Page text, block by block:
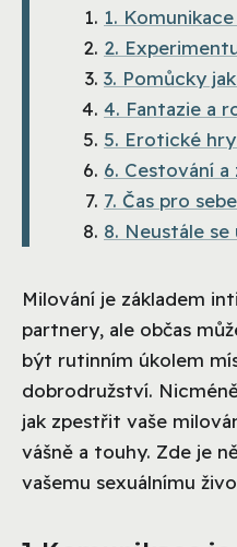
1.
2.
3. Pomůcky
4. Fantazie a
5. Erotické
6. Cestování
7. Čas pro sebe
8. Neustále
Milování je základem
partnery, ale občas
být rutinním úkolem
dobrodružství.
jak zpestřit vaše
vášně a touhy. Zde je
vašemu sexuálnímu